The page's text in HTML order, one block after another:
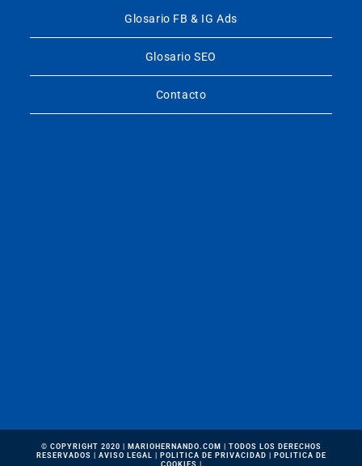
Glosario FB & IG Ads
Glosario SEO
Contacto
© COPYRIGHT 2020 | MARIOHERNANDO.COM | TODOS LOS DERECHOS
RESERVADOS | AVISO LEGAL POLITICA DE PRIVACIDAD
POLITICA DE
COOKIES